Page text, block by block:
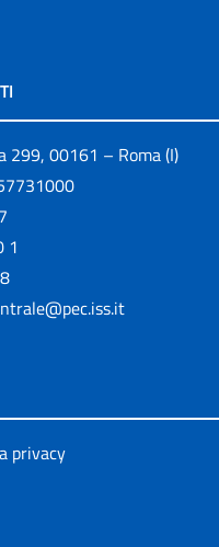
299, 00161 – Roma (I)
1
privacy